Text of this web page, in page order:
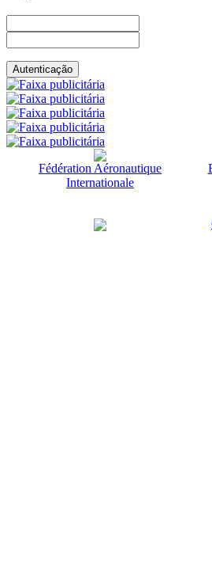
Fédération Aéronautique
Internationale